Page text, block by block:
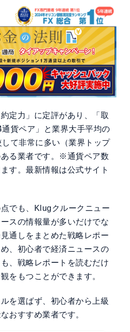
約定力」に定評があり、「取
貨ペア」と業界大手平均の
て非常に多い（業界トップ
る業者です。※通貨ペア数
す。最新情報は公式サイト
でも、Klugクルークニュー
スの情報量が多いだけでな
通しをまとめた戦略レポー
、初心者で経済ニュースの
、戦略レポートを読むだけ
をもつことができます。
を選ばず、初心者から上級
おすすめ業者です。